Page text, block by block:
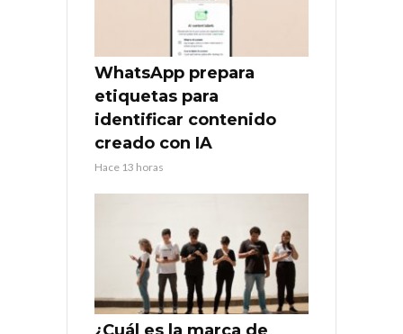
WhatsApp prepara
etiquetas para
identificar contenido
creado con IA
Hace 13 horas